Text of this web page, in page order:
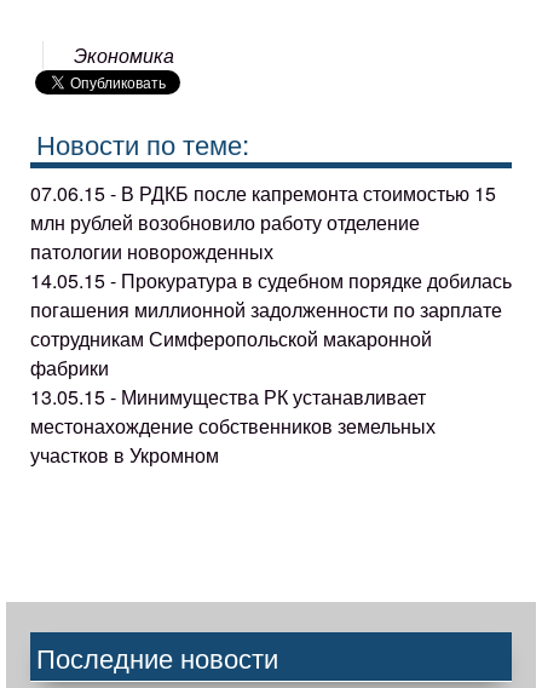
Экономика
Новости по теме:
07.06.15 - В РДКБ после капремонта стоимостью 15
млн рублей возобновило работу отделение
патологии новорожденных
14.05.15 - Прокуратура в судебном порядке добилась
погашения миллионной задолженности по зарплате
сотрудникам Симферопольской макаронной
фабрики
13.05.15 - Минимущества РК устанавливает
местонахождение собственников земельных
участков в Укромном
Последние новости